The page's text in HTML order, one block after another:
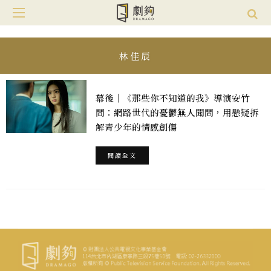
林佳辰
幕後｜《那些你不知道的我》導演安竹
間：網路世代的憂鬱無人聞問，用懸疑拆
解青少年的情感創傷
閱讀全文